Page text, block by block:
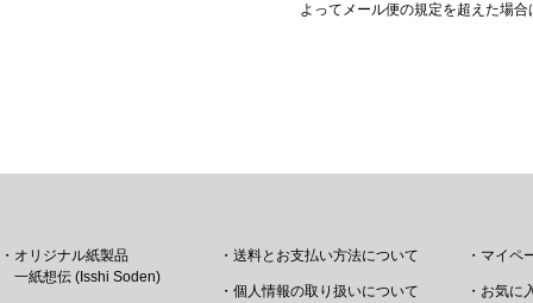
よってメール便の規定を超えた場
・オリジナル紙製品
一紙想伝 (Isshi Soden)
・送料とお支払い方法について
・個人情報の取り扱いについて
・マイペ
・お気に